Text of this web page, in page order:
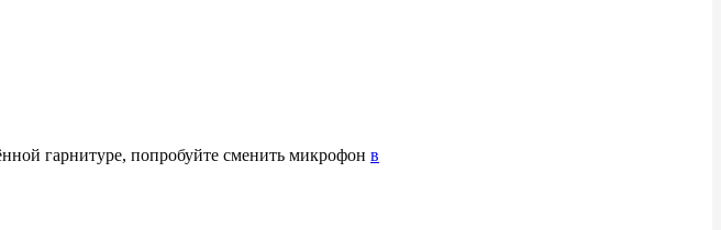
гарнитуре, попробуйте сменить микрофон в